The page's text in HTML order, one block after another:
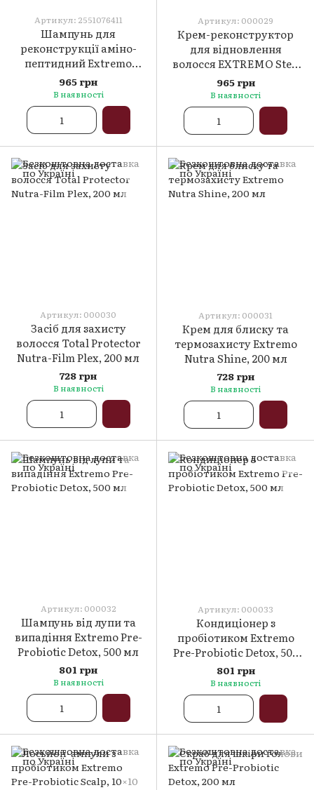
Артикул: 2551076411
Шампунь для
реконструкції аміно-
пептидний Extremo
Molecular Plex, 500 мл
965 грн
В наявності
Артикул: 000029
Крем-реконструктор
для відновлення
волосся EXTREMO Step
3, 150 мл
965 грн
В наявності
Артикул: 000030
Засіб для захисту
волосся Total Protector
Nutra-Film Plex, 200 мл
728 грн
В наявності
Артикул: 000031
Крем для блиску та
термозахисту Extremo
Nutra Shine, 200 мл
728 грн
В наявності
Артикул: 000032
Шампунь від лупи та
випадіння Extremo Pre-
Probiotic Detox, 500 мл
801 грн
В наявності
Артикул: 000033
Кондиціонер з
пробіотиком Extremo
Pre-Probiotic Detox, 500
мл
801 грн
В наявності